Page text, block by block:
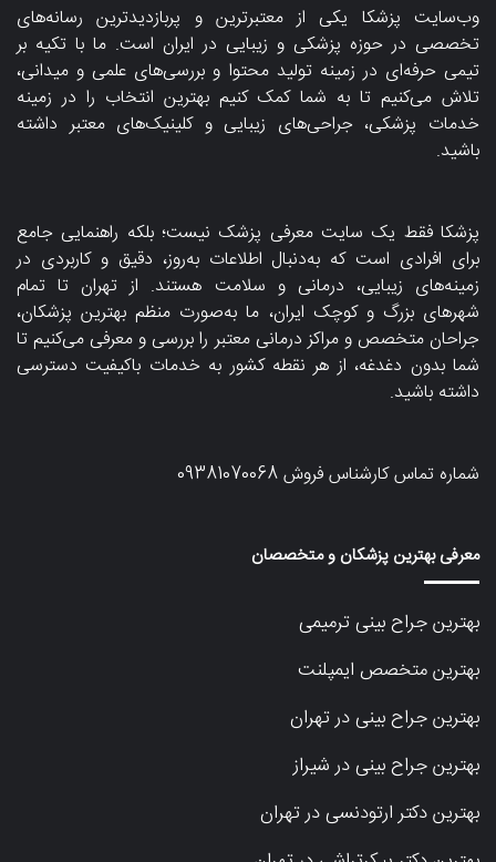
وب‌سایت پزشکا یکی از معتبرترین و پربازدیدترین رسانه‌های
تخصصی در حوزه پزشکی و زیبایی در ایران است. ما با تکیه بر
تیمی حرفه‌ای در زمینه تولید محتوا و بررسی‌های علمی و میدانی،
تلاش می‌کنیم تا به شما کمک کنیم بهترین انتخاب را در زمینه
خدمات پزشکی، جراحی‌های زیبایی و کلینیک‌های معتبر داشته
باشید.
پزشکا فقط یک سایت معرفی پزشک نیست؛ بلکه راهنمایی جامع
برای افرادی است که به‌دنبال اطلاعات به‌روز، دقیق و کاربردی در
زمینه‌های زیبایی، درمانی و سلامت هستند. از تهران تا تمام
شهرهای بزرگ و کوچک ایران، ما به‌صورت منظم بهترین پزشکان،
جراحان متخصص و مراکز درمانی معتبر را بررسی و معرفی می‌کنیم تا
شما بدون دغدغه، از هر نقطه کشور به خدمات باکیفیت دسترسی
داشته باشید.
شماره تماس کارشناس فروش09381070068
معرفی بهترین پزشکان و متخصصان
بهترین جراح بینی ترمیمی
بهترین متخصص ایمپلنت
بهترین جراح بینی در تهران
بهترین جراح بینی در شیراز
بهترین دکتر ارتودنسی در تهران